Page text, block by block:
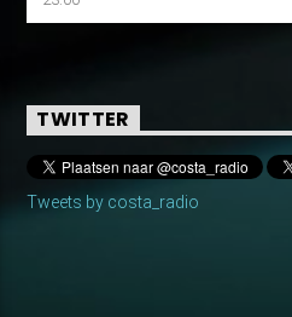
TWITTER
Tweets by costa_radio